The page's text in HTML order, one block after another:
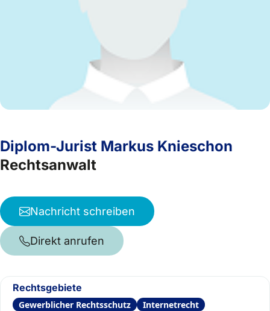
Diplom-Jurist Markus Knieschon
Rechtsanwalt
Nachricht schreiben
Direkt anrufen
Rechtsgebiete
Gewerblicher Rechtsschutz
Internetrecht